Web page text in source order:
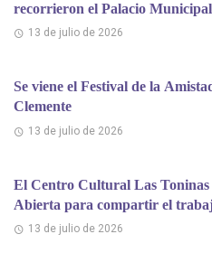
recorrieron el Palacio
13 de julio de 2026
Se viene el Festival de la
Clemente
13 de julio de 2026
El Centro Cultural Las
Abierta para compartir el
13 de julio de 2026